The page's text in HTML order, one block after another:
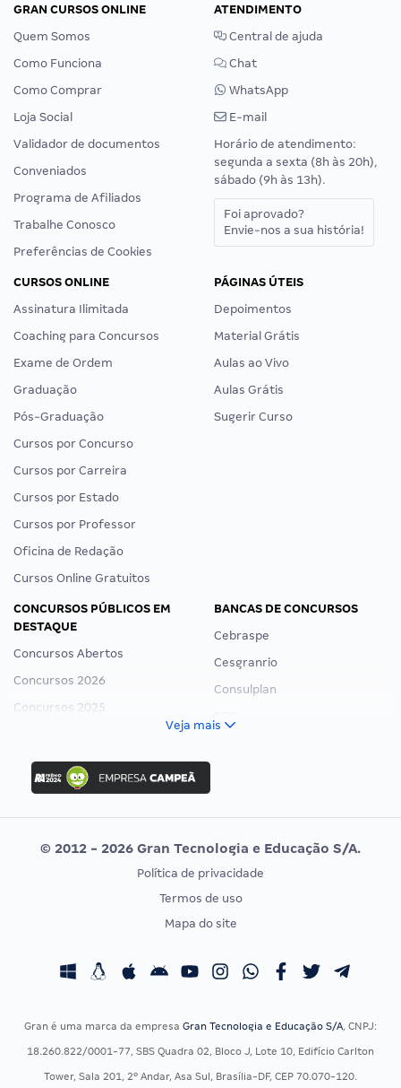
GRAN CURSOS ONLINE
Quem Somos
Como Funciona
Como Comprar
Loja Social
Validador de documentos
Conveniados
Programa de Afiliados
Trabalhe Conosco
Preferências de Cookies
ATENDIMENTO
Central de ajuda
Chat
WhatsApp
E-mail
Horário de atendimento:
segunda a sexta (8h às 20h),
sábado (9h às 13h).
Foi aprovado?
Envie-nos a sua história!
CURSOS ONLINE
Assinatura Ilimitada
Coaching para Concursos
Exame de Ordem
Graduação
Pós-Graduação
Cursos por Concurso
Cursos por Carreira
Cursos por Estado
Cursos por Professor
Oficina de Redação
Cursos Online Gratuitos
PÁGINAS ÚTEIS
Depoimentos
Material Grátis
Aulas ao Vivo
Aulas Grátis
Sugerir Curso
CONCURSOS PÚBLICOS EM
DESTAQUE
Concursos Abertos
Concursos 2026
Concursos 2025
Concurso Ibama
Concurso MPU
Editais publicados
BANCAS DE CONCURSOS
Cebraspe
Cesgranrio
Consulplan
Vunesp
CONCURSOS POR PROFISSÃO
Concursos Fiscais
Concursos Saúde
EXAME DE ORDEM
Calendário OAB
Veja mais
© 2012 - 2026 Gran Tecnologia e Educação S/A.
Política de privacidade
Termos de uso
Mapa do site
Gran é uma marca da empresa Gran Tecnologia e Educação S/A, CNPJ:
18.260.822/0001-77, SBS Quadra 02, Bloco J, Lote 10, Edifício Carlton
Tower, Sala 201, 2º Andar, Asa Sul, Brasília-DF, CEP 70.070-120.